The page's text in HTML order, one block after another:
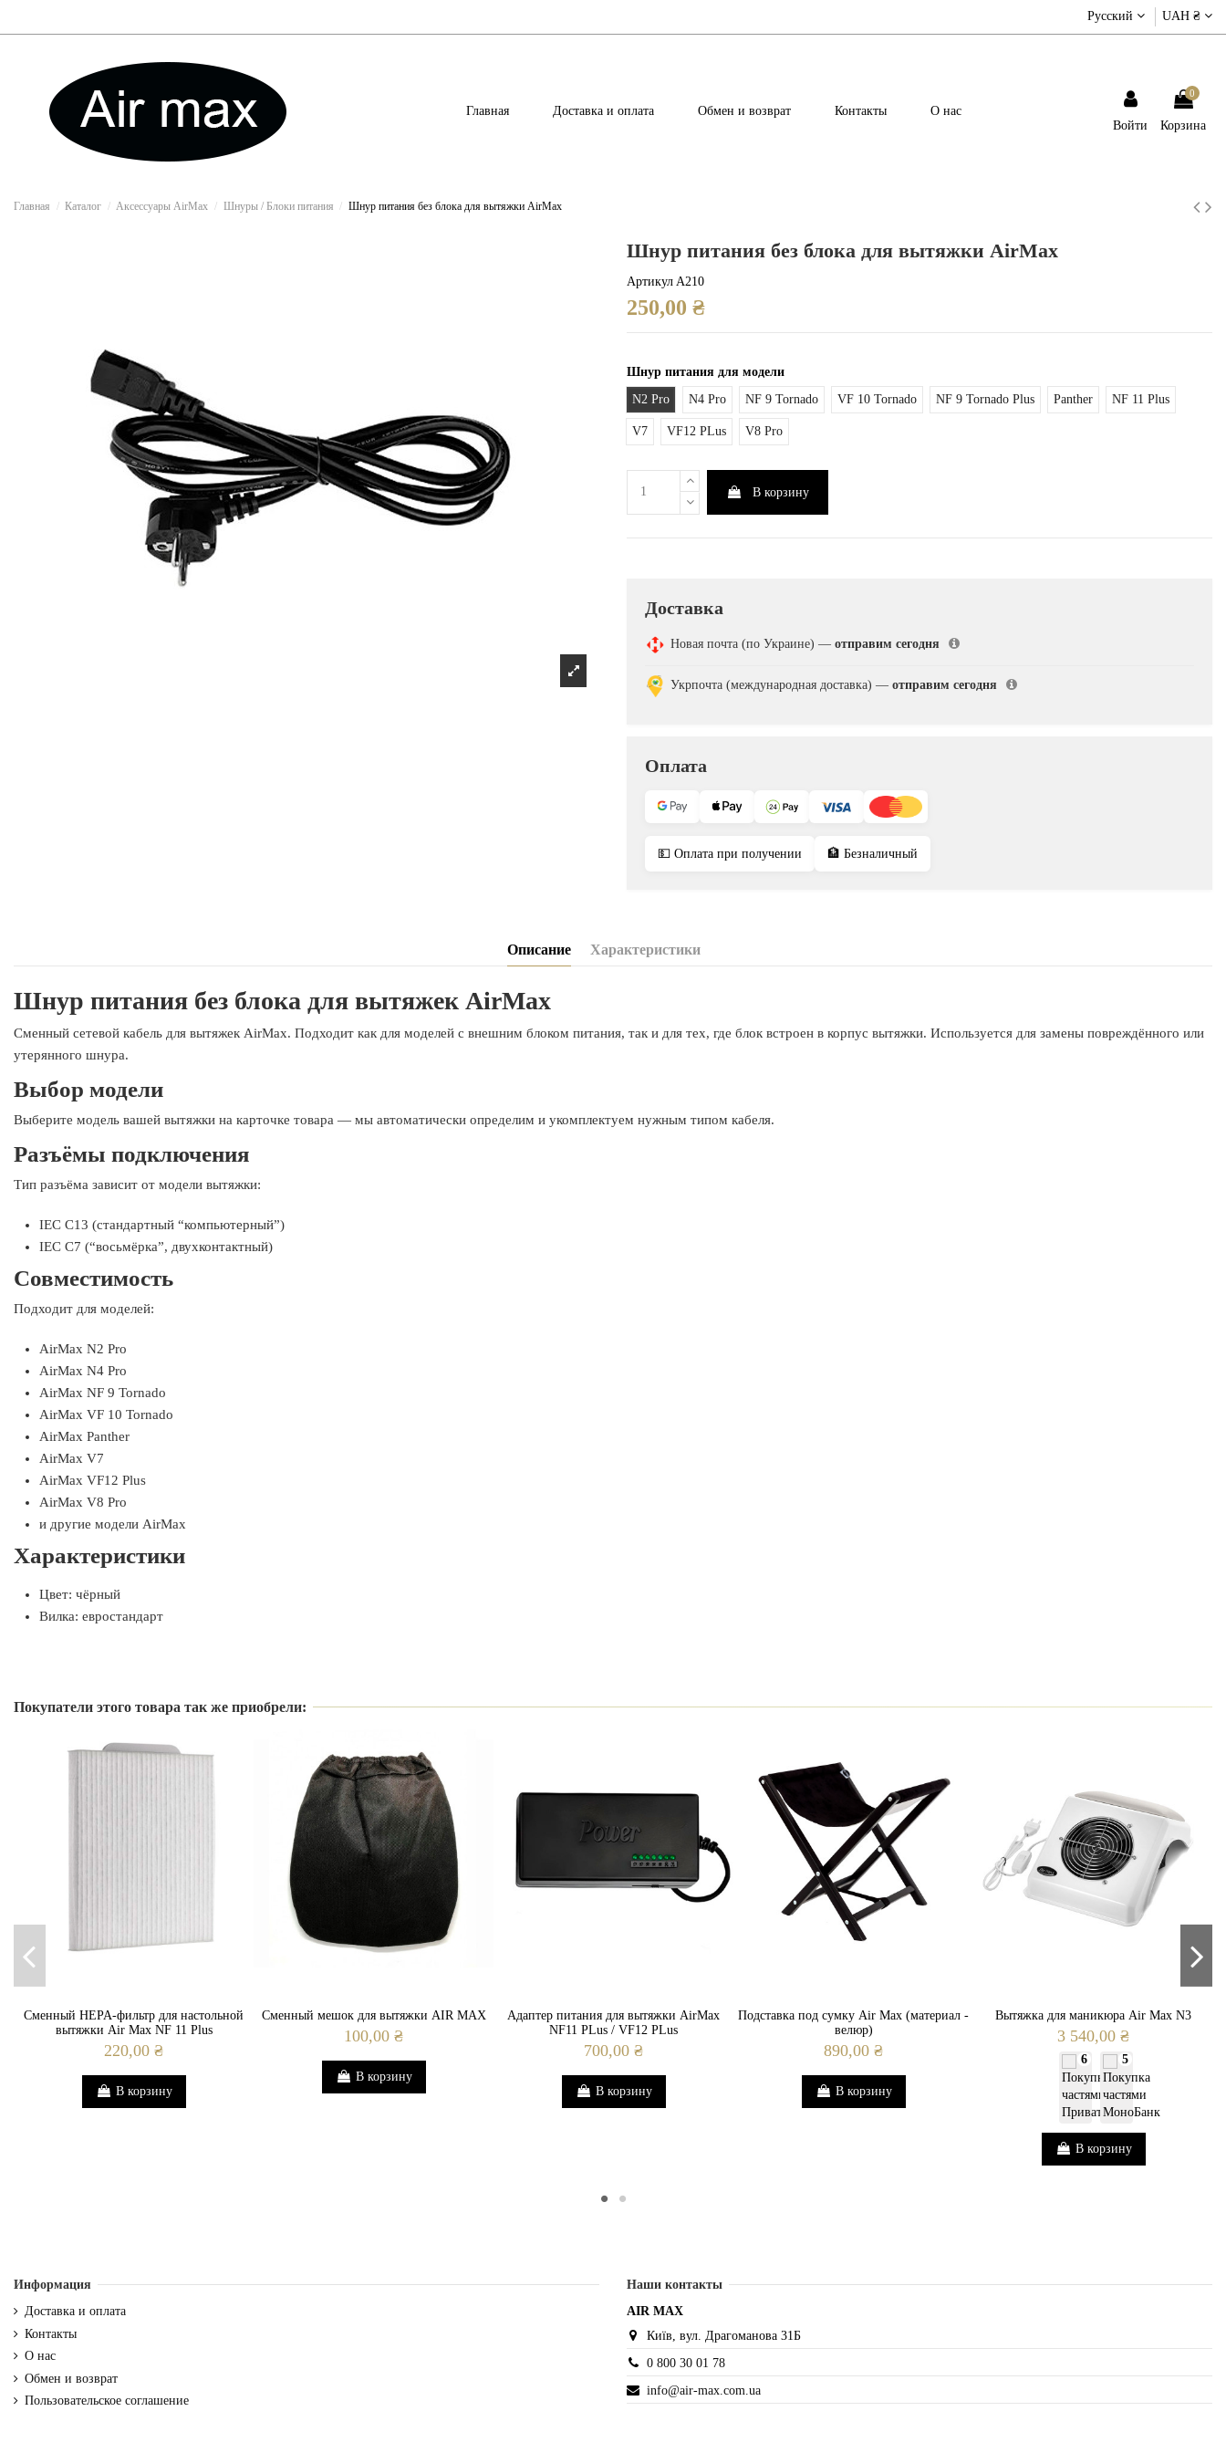
Русский UAH ₴
Главная Доставка и оплата Обмен и возврат Контакты
О нас
Войти
0
Корзина
Главная Каталог Аксессуары AirMax Шнуры / Блоки питания Шнур питания без блока для вытяжки AirMax
Шнур питания без блока для вытяжки AirMax
Артикул A210
250,00 ₴
Шнур питания для модели
N2 Pro
N4 Pro NF 9 Tornado VF 10 Tornado NF 9 Tornado Plus Panther NF 11 Plus
V7 VF12 PLus V8 Pro
В корзину
Доставка
Новая почта (по Украине) — отправим сегодня
Укрпочта (международная доставка) — отправим сегодня
Оплата
💵 Оплата при получении 🏦 Безналичный
Описание Характеристики
Шнур питания без блока для вытяжек AirMax
Сменный сетевой кабель для вытяжек AirMax. Подходит как для моделей с внешним блоком питания, так и для тех, где блок встроен в корпус вытяжки. Используется для замены повреждённого или
утерянного шнура.
Выбор модели
Выберите модель вашей вытяжки на карточке товара — мы автоматически определим и укомплектуем нужным типом кабеля.
Разъёмы подключения
Тип разъёма зависит от модели вытяжки:
IEC C13 (стандартный “компьютерный”)
IEC C7 (“восьмёрка”, двухконтактный)
Совместимость
Подходит для моделей:
AirMax N2 Pro
AirMax N4 Pro
AirMax NF 9 Tornado
AirMax VF 10 Tornado
AirMax Panther
AirMax V7
AirMax VF12 Plus
AirMax V8 Pro
и другие модели AirMax
Характеристики
Цвет: чёрный
Вилка: евростандарт
Тип Шнур питания
Покупатели этого товара так же приобрели:
Сменный HEPA-фильтр для настольной
вытяжки Air Max NF 11 Plus
220,00 ₴
В корзину
Сменный мешок для вытяжки AIR MAX
100,00 ₴
В корзину
Адаптер питания для вытяжки AirMax
NF11 PLus / VF12 PLus
700,00 ₴
В корзину
Подставка под сумку Air Max (материал -
велюр)
890,00 ₴
В корзину
Вытяжка для маникюра Air Max N3
3 540,00 ₴
6 5
В корзину
Информация
Доставка и оплата
Контакты
О нас
Обмен и возврат
Пользовательское соглашение
Наши контакты
AIR MAX
Київ, вул. Драгоманова 31Б
0 800 30 01 78
info@air-max.com.ua